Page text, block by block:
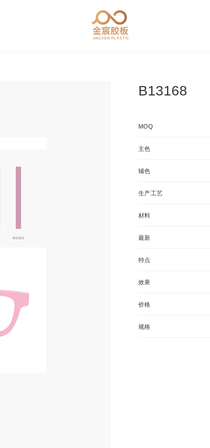
B13168
MOQ
主色
辅色
生产工艺
材料
最新
特点
效果
价格
规格